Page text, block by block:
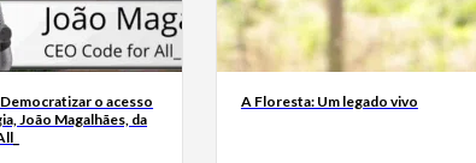
o acesso
João Magalhães, da
A Floresta: Um legado vivo